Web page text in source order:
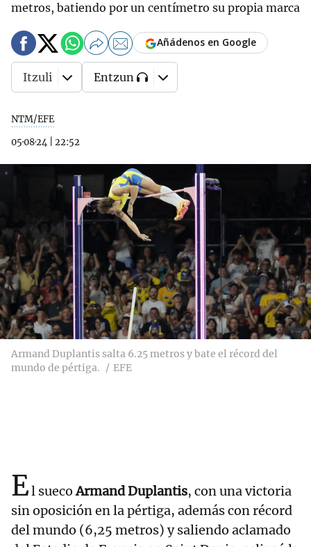
metros, batiendo por un centímetro su propia marca
NTM/EFE
05·08·24
22:52
Añádenos en Google
Itzuli Entzun
Armand Duplantis salta 6.25 metros y bate el récord del
mundo de pértiga.
EFE
El suecoArmand Duplantis, con una victoria
sin oposición en la pértiga, además con récord
del mundo (6,25 metros) y saliendo aclamado